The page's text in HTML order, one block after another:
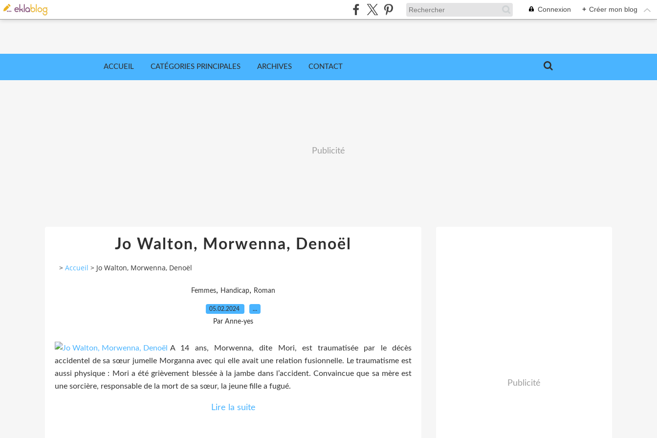
Connexion + Créer mon blog
ACCUEIL CATÉGORIES PRINCIPALES ARCHIVES CONTACT
Publicité
Jo Walton, Morwenna, Denoël
> Accueil > Jo Walton, Morwenna, Denoël
Femmes, Handicap, Roman
05.02.2024 …
Par Anne-yes
A 14 ans, Morwenna, dite Mori, est traumatisée par le décès
accidentel de sa sœur jumelle Morganna avec qui elle avait une relation fusionnelle. Le traumatisme est
aussi physique : Mori a été grièvement blessée à la jambe dans l’accident. Convaincue que sa mère est
une sorcière, responsable de la mort de sa sœur, la jeune fille a fugué.
Lire la suite
Publicité